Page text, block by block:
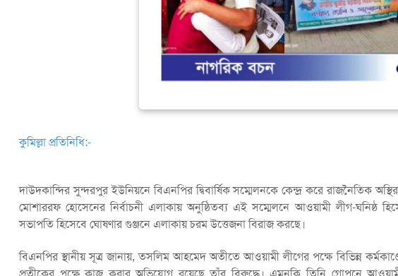
কুমিল্লা প্রতিনিধি:-
দাউদকান্দির সুন্দরপুর ইউনিয়নে বিএনপির দ্বিবার্ষিক সম্মেলনকে কেন্দ্র করে রাজনৈতিক
মোশাররফ হোসেনের নির্বাচনী এলাকায় অনুষ্ঠিতব্য এই সম্মেলনে আওয়ামী লীগ-ঘনিষ্ঠ
সভাপতি হিসেবে ঘোষণার গুঞ্জনে এলাকায় চরম উত্তেজনা বিরাজ করছে।
বিএনপির স্থানীয় সূত্র জানায়, তসলিম আহমেদ অতীতে আওয়ামী লীগের পক্ষে বিভিন্ন